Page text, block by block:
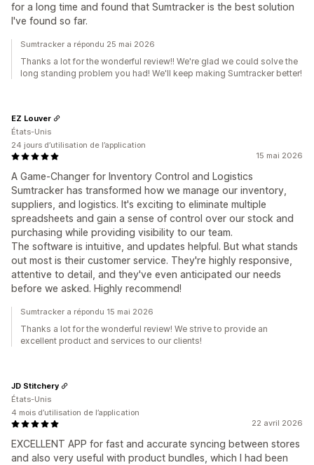
for a long time and found that Sumtracker is the best solution
I've found so far.
Sumtracker a répondu 25 mai 2026
Thanks a lot for the wonderful review!! We're glad we could solve the
long standing problem you had! We'll keep making Sumtracker better!
15 mai 2026
A Game-Changer for Inventory Control and Logistics
Sumtracker has transformed how we manage our inventory,
suppliers, and logistics. It's exciting to eliminate multiple
spreadsheets and gain a sense of control over our stock and
purchasing while providing visibility to our team.
The software is intuitive, and updates helpful. But what stands
out most is their customer service. They're highly responsive,
attentive to detail, and they've even anticipated our needs
before we asked. Highly recommend!
EZ Louver
États-Unis
24 jours d’utilisation de l’application
Sumtracker a répondu 15 mai 2026
Thanks a lot for the wonderful review! We strive to provide an
excellent product and services to our clients!
22 avril 2026
EXCELLENT APP for fast and accurate syncing between stores
and also very useful with product bundles, which I had been
JD Stitchery
États-Unis
4 mois d’utilisation de l’application